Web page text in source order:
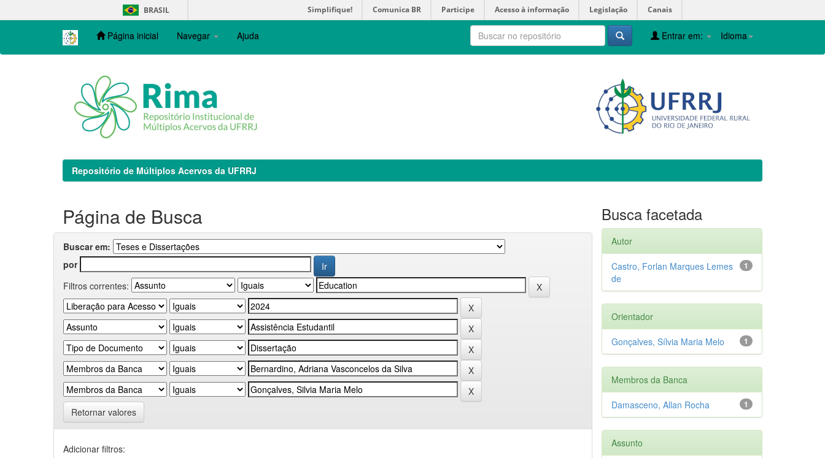
navigation
BRASIL Simplifique! Comunica BR Participe Acesso à informação Legislação Canais
Página inicial Navegar Ajuda Idioma
Entrar em:
Repositório de Múltiplos Acervos da UFRRJ
Página de Busca
Buscar em:
por
Filtros correntes:
Retornar valores
Adicionar filtros:
Busca facetada
Autor
1
Castro, Forlan Marques Lemes
de
Orientador
1
Gonçalves, Sílvia Maria Melo
Membros da Banca
1
Damasceno, Allan Rocha
Assunto